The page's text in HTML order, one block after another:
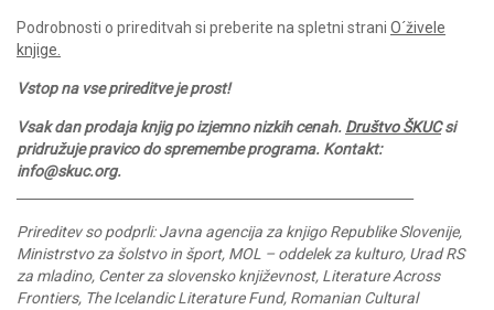
Podrobnosti o prireditvah si preberite na spletni strani O´živele
knjige.
Vstop na vse prireditve je prost!
Vsak dan prodaja knjig po izjemno nizkih cenah. Društvo ŠKUCsi
pridružuje pravico do spremembe programa. Kontakt:
info@skuc.org.
Prireditev so podprli: Javna agencija za knjigo Republike Slovenije,
Ministrstvo za šolstvo in šport, MOL – oddelek za kulturo, Urad RS
za mladino, Center za slovensko književnost, Literature Across
Frontiers, The Icelandic Literature Fund, Romanian Cultural